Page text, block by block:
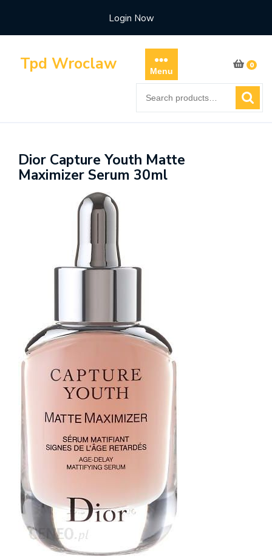
content
Login Now
Tpd Wroclaw Menu
0
for:
Dior Capture Youth Matte
Maximizer Serum 30ml